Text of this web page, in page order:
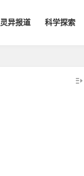
灵异报道 科学探索